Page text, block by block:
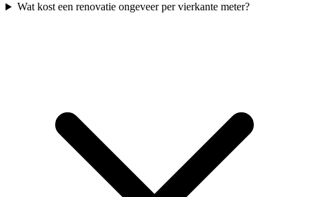
Wat kost een renovatie ongeveer per vierkante meter?